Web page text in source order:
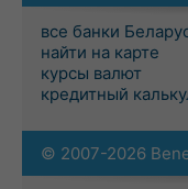
все банки
найти на карте
курсы валют
кредитный
© 2007-2026